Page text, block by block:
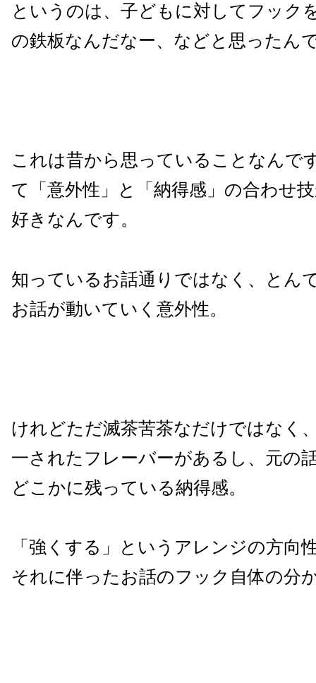
というのは、子どもに対してフック
の鉄板なんだなー、などと思ったん
これは昔から思っていることなんで
て「意外性」と「納得感」の合わせ
好きなんです。
知っているお話通りではなく、とん
お話が動いていく意外性。
けれどただ滅茶苦茶なだけではなく
一されたフレーバーがあるし、元の
どこかに残っている納得感。
「強くする」というアレンジの方向
それに伴ったお話のフック自体の分